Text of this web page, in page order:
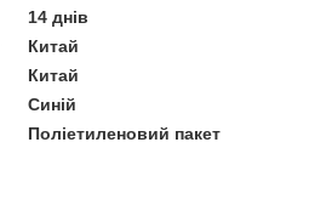
14 днів
Китай
Китай
Синій
Поліетиленовий пакет